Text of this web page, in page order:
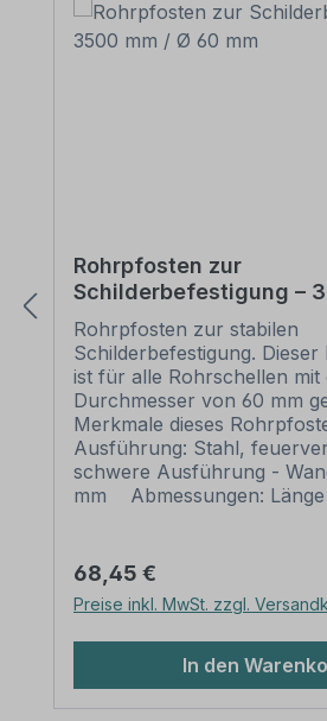
Rohrpfosten zur
Schilderbefestigung –
60 mm
Rohrpfosten zur stabilen
Schilderbefestigung.
ist für alle Rohrschellen mit
Durchmesser von 60 mm
Merkmale dieses
Ausführung: Stahl,
schwere Ausführung -
mm Abmessungen:
Bitte beachten Sie: Für
Stand muß der Pfosten
tief im Erdreich einbetoniert
Regulärer Preis:
68,45 €
Preise inkl. MwSt. zzgl.
In den